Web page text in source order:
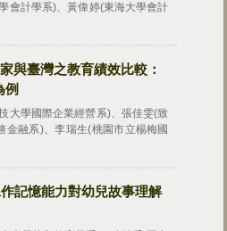
會計學系)、黃偉婷(東海大學會計
與臺灣之教育績效比較：
例
大學國際企業經營系)、張佳雯(致
金融系)、李瑞生(桃園市立楊梅國
記憶能力對幼兒故事理解